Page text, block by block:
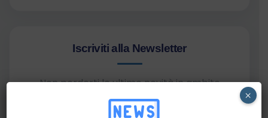
Iscriviti alla Newsletter
Non perderti le ultime novità in ambito
compliance.
×